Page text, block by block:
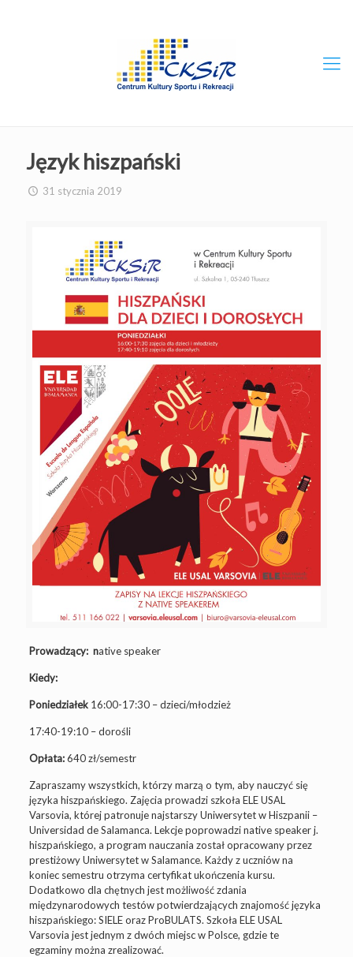
Język hiszpański
31 stycznia 2019
Prowadzący: native speaker
Kiedy:
Poniedziałek 16:00-17:30 – dzieci/młodzież
17:40-19:10 – dorośli
Opłata:640 zł/semestr
Zapraszamy wszystkich, którzy marzą o tym, aby nauczyć się
języka hiszpańskiego. Zajęcia prowadzi szkoła ELE USAL
Varsovia, której patronuje najstarszy Uniwersytet w Hiszpanii –
Universidad de Salamanca. Lekcje poprowadzi native speaker j.
hiszpańskiego, a program nauczania został opracowany przez
prestiżowy Uniwersytet w Salamance. Każdy z uczniów na
koniec semestru otrzyma certyfikat ukończenia kursu.
Dodatkowo dla chętnych jest możliwość zdania
międzynarodowych testów potwierdzających znajomość języka
hiszpańskiego: SIELE oraz ProBULATS. Szkoła ELE USAL
Varsovia jest jednym z dwóch miejsc w Polsce, gdzie te
egzaminy można zrealizować.